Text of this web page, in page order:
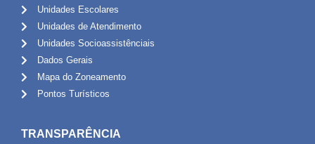
Unidades Escolares
Unidades de Atendimento
Unidades Socioassistênciais
Dados Gerais
Mapa do Zoneamento
Pontos Turísticos
TRANSPARÊNCIA